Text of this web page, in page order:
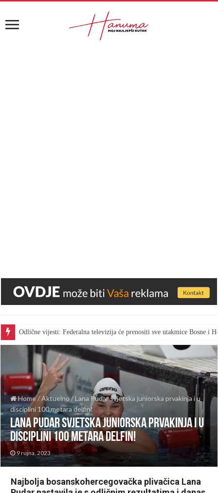
Odlične vijesti: Federalna televizija će prenositi sve utakmice Bosne i
Home/Aktuelno/ Lana Pudar svjetska juniorska prvakinja i u
disciplini 100 metara delfin!
Lana Pudar svjetska juniorska prvakinja i u
disciplini 100 metara delfin!
9 rujna, 2023
Najbolja bosanskohercegovačka plivačica Lana